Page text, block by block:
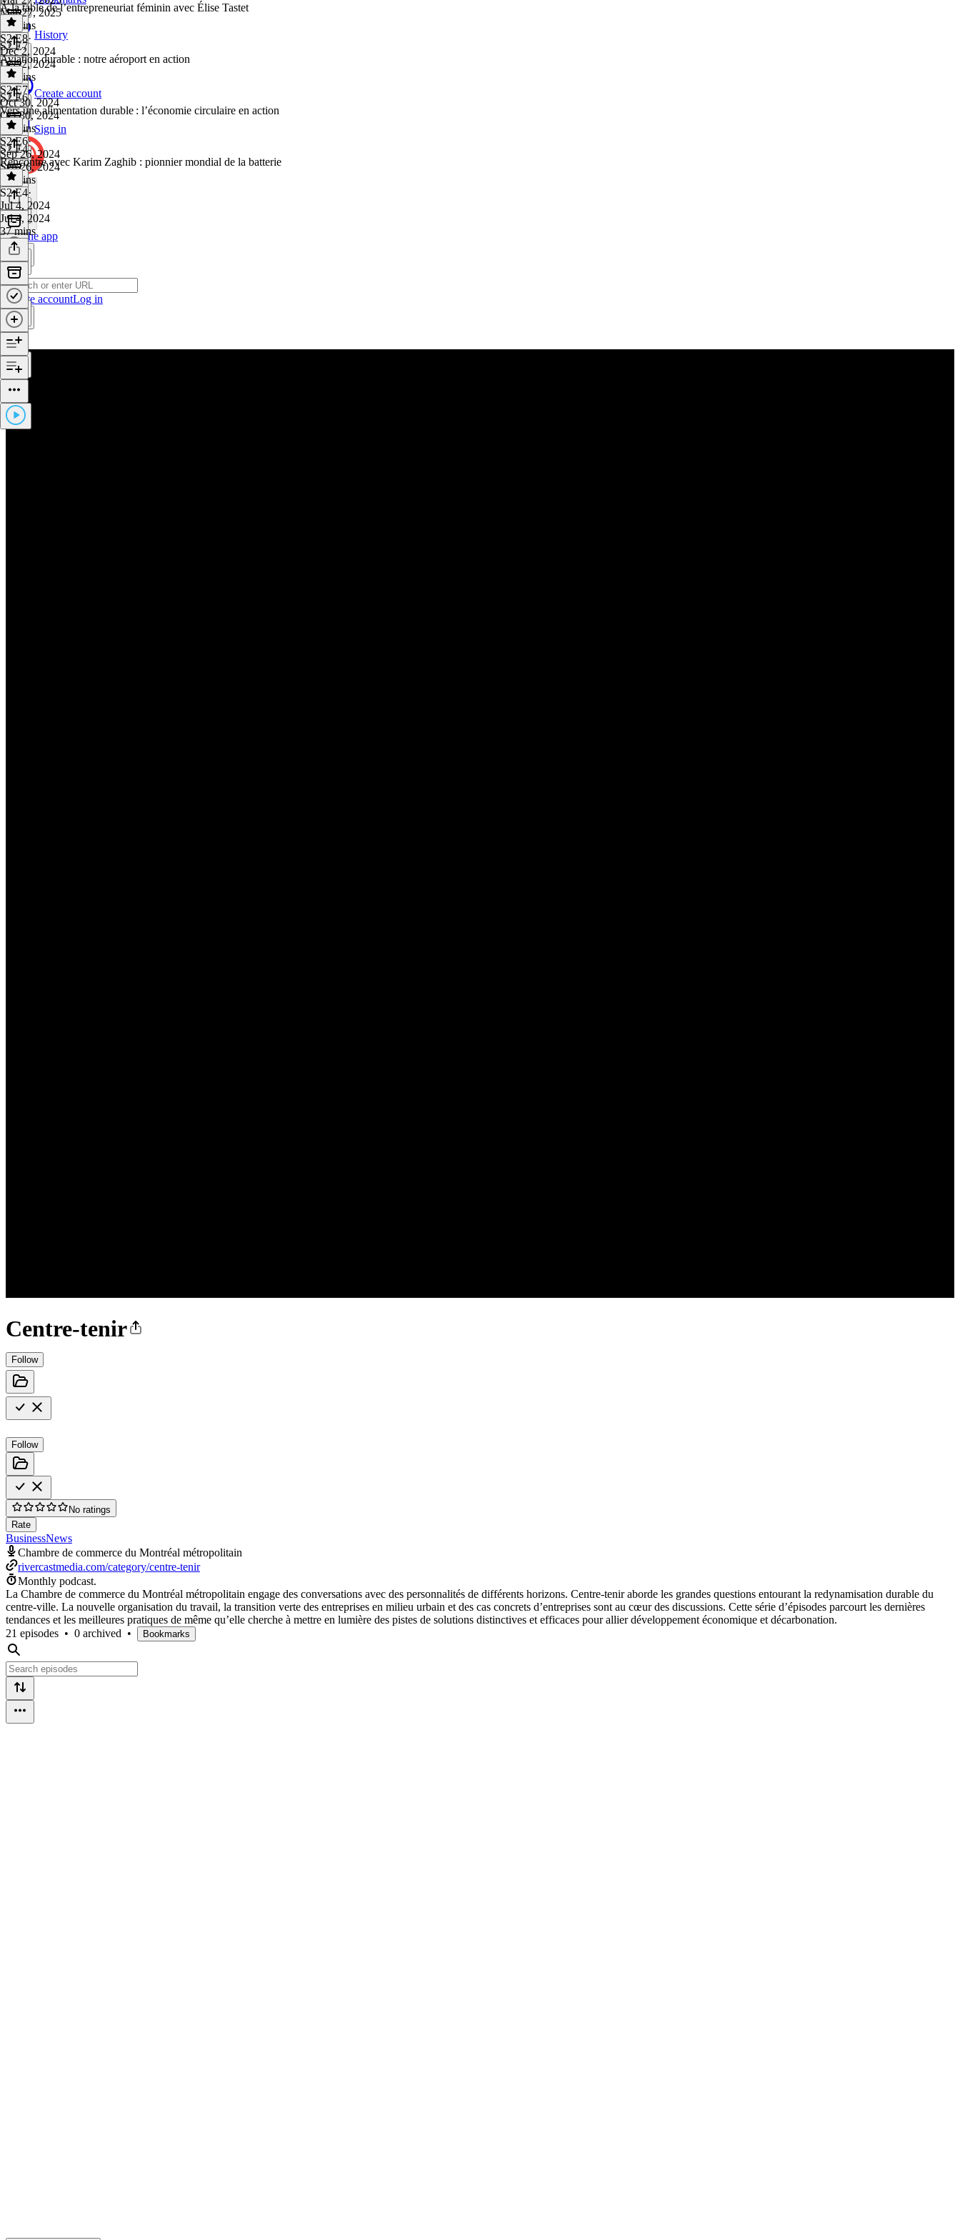
History
Create account
Sign in
Get the app
Create accountLog in
Centre-tenir
Follow
Follow
No ratings
Rate
BusinessNews
Chambre de commerce du Montréal métropolitain
rivercastmedia.com/category/centre-tenir
Monthly podcast.
La Chambre de commerce du Montréal métropolitain engage des conversations avec des personnalités de différents horizons. Centre-tenir aborde les grandes questions entourant la redynamisation durable du
centre-ville. La nouvelle organisation du travail, la transition verte des entreprises en milieu urbain et des cas concrets d’entreprises sont au cœur des discussions. Cette série d’épisodes parcourt les dernières
tendances et les meilleures pratiques de même qu’elle cherche à mettre en lumière des pistes de solutions distinctives et efficaces pour allier développement économique et décarbonation.
21 episodes • 0 archived • Bookmarks
Mar 27, 2025
26 mins
À la table de l’entrepreneuriat féminin avec Élise Tastet
S2 E8·
Dec 2, 2024
Dec 2, 2024
35 mins
S2 E7
Aviation durable : notre aéroport en action
S2 E7·
Oct 30, 2024
Oct 30, 2024
42 mins
S2 E6
Vers une alimentation durable : l’économie circulaire en action
S2 E6·
Sep 26, 2024
Sep 26, 2024
37 mins
S2 E4
Rencontre avec Karim Zaghib : pionnier mondial de la batterie
S2 E4·
Jul 4, 2024
Jul 4, 2024
37 mins